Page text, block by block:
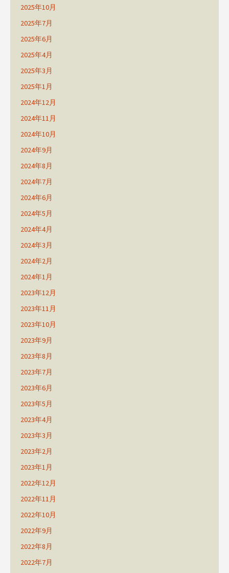
2025年10月
2025年7月
2025年6月
2025年4月
2025年3月
2025年1月
2024年12月
2024年11月
2024年10月
2024年9月
2024年8月
2024年7月
2024年6月
2024年5月
2024年4月
2024年3月
2024年2月
2024年1月
2023年12月
2023年11月
2023年10月
2023年9月
2023年8月
2023年7月
2023年6月
2023年5月
2023年4月
2023年3月
2023年2月
2023年1月
2022年12月
2022年11月
2022年10月
2022年9月
2022年8月
2022年7月